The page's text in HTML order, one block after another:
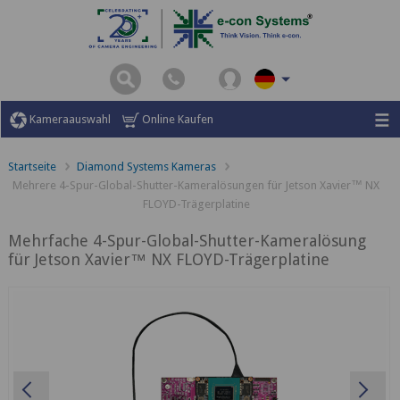
Kameraauswahl Online Kaufen
Startseite
Diamond Systems Kameras
Mehrere 4-Spur-Global-Shutter-Kameralösungen für Jetson Xavier™ NX
FLOYD-Trägerplatine
Mehrfache 4-Spur-Global-Shutter-Kameralösung
für Jetson Xavier™ NX FLOYD-Trägerplatine